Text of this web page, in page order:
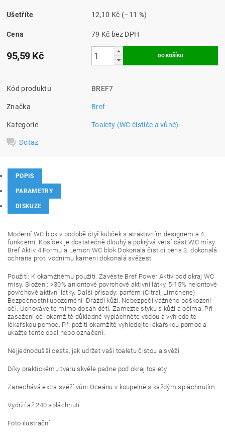
Ušetříte 12,10 Kč (–11 %)
Cena 79 Kč bez DPH
95,59 Kč
Kód produktu BREF7
Značka Bref
Kategorie Toalety (WC čističe a vůně)
Dotaz
POPIS
PARAMETRY
DISKUZE
Moderní WC blok v podobě čtyř kuliček s atraktivním designem a 4
funkcemi. Košíček je dostatečně dlouhý a pokrývá větší část WC mísy.
Bref Aktiv 4 Formula Lemon WC blok Dokonalá čisticí pěna 3. dokonalá
ochrana proti vodnímu kameni dokonalá svěžest.
Použití: K okamžitému použití. Zavěste Bref Power Aktiv pod okraj WC
mísy. Složení: >30% aniontové povrchově aktivní látky, 5-15% neiontové
povrchově aktivní látky. Další přísady: parfém (Citral, Limonene)
Bezpečnostní upozornění: Dráždí kůži. Nebezpečí vážného poškození
očí. Uchovávejte mimo dosah dětí. Zamezte styku s kůží a očima. Při
zasažení očí okamžitě důkladně vypláchněte vodou a vyhledejte
lékařskou pomoc. Při požití okamžitě vyhledejte lékařskou pomoc a
ukažte tento obal nebo označení.
Nejjednodušší cesta, jak udržet vaši toaletu čistou a svěží
Díky praktickému tvaru skvěle padne pod okraj toalety
Zanechává extra svěží vůni Oceánu v koupelně s každým spláchnutím
Vydrží až 240 spláchnutí
Foto ilustrační.